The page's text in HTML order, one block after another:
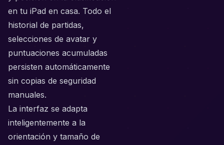
en tu iPad en casa. Todo el
historial de partidas,
selecciones de avatar y
puntuaciones acumuladas
persisten automáticamente
sin copias de seguridad
manuales.
La interfaz se adapta
inteligentemente a la
orientación y tamaño de